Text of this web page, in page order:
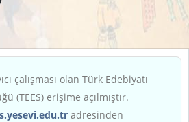
çalışması olan Türk Edebiyatı
(TEES) erişime açılmıştır.
adresinden